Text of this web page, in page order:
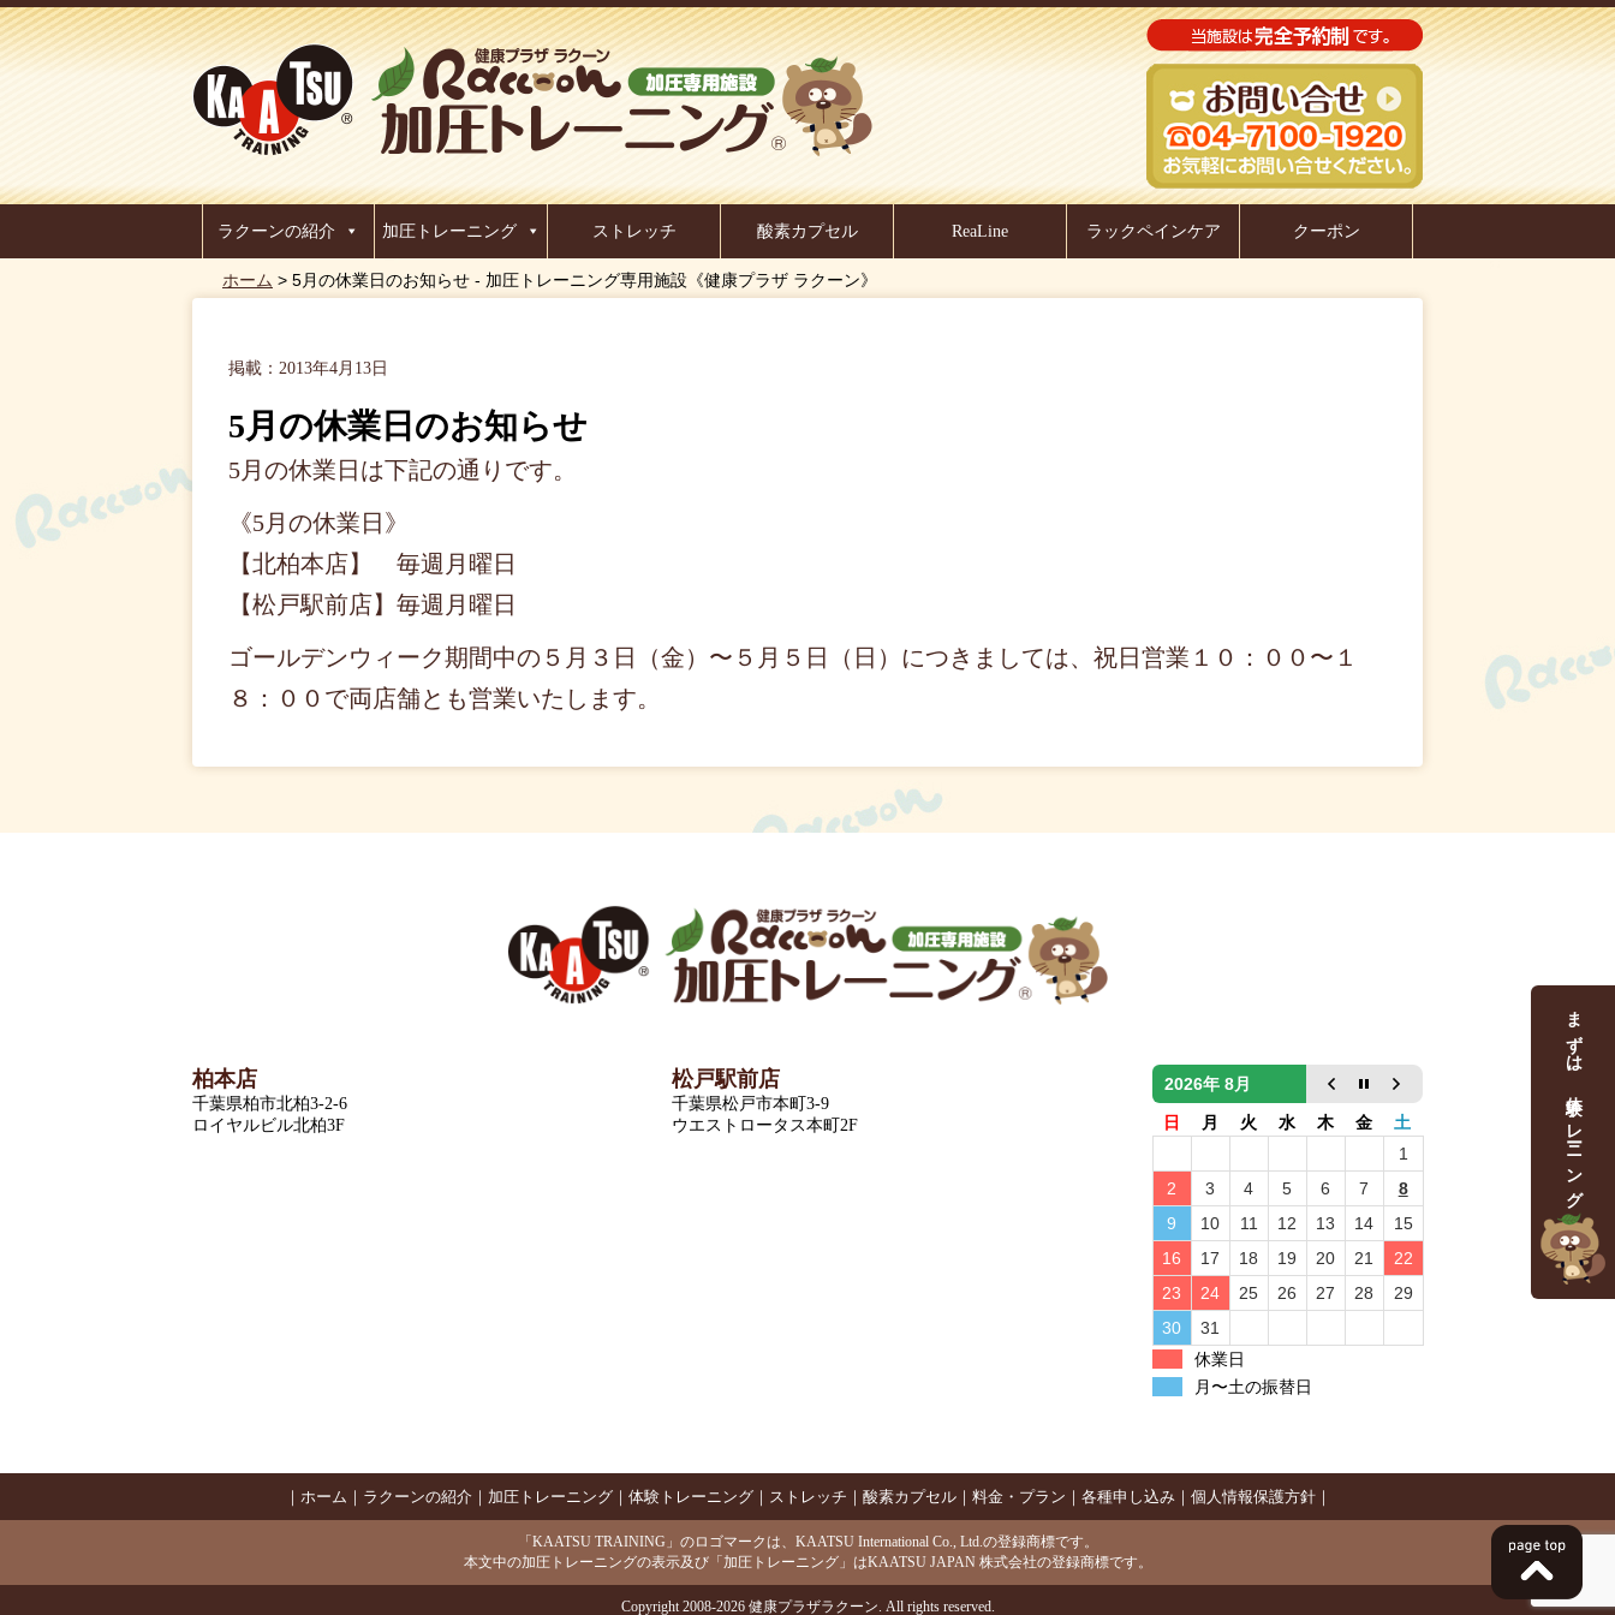
ラクーンの紹介 加圧トレーニング ストレッチ 酸素カプセル ReaLine ラックペインケア クーポン
ホーム > 5月の休業日のお知らせ - 加圧トレーニング専用施設《健康プラザ ラクーン》
掲載：2013年4月13日
5月の休業日のお知らせ
5月の休業日は下記の通りです。
《5月の休業日》
【北柏本店】 毎週月曜日
【松戸駅前店】毎週月曜日
ゴールデンウィーク期間中の５月３日（金）〜５月５日（日）につきましては、祝日営業１０：００〜１
８：００で両店舗とも営業いたします。
柏本店
千葉県柏市北柏3-2-6
ロイヤルビル北柏3F
松戸駅前店
千葉県松戸市本町3-9
ウエストロータス本町2F
2026年 8月
日
月 火 水 木 金
土
1
2
3 4 5 6 7
8
9
10 11 12 13 14
15
16
17 18 19 20 21
22
23
24 25 26 27 28
29
30
31
休業日
月〜土の振替日
まずは、体験トレーニング
｜ ホーム ｜ ラクーンの紹介｜ 加圧トレーニング｜ 体験トレーニング｜ ストレッチ ｜ 酸素カプセル｜ 料金・プラン ｜ 各種申し込み｜ 個人情報保護方針｜
「KAATSU TRAINING」のロゴマークは、KAATSU International Co., Ltd.の登録商標です。
本文中の加圧トレーニングの表示及び「加圧トレーニング」はKAATSU JAPAN 株式会社の登録商標です。
Copyright 2008-2026 健康プラザラクーン. All rights reserved.